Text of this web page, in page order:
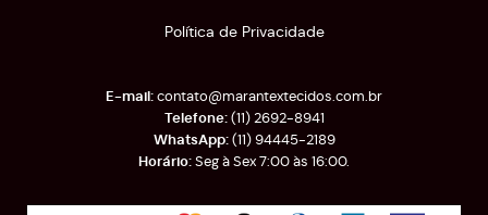
Política de Privacidade
(11)2692-8941
(11)94445-2189
Seg à Sex 7:00 às 16:00.
contato@marantextecidos.com.br